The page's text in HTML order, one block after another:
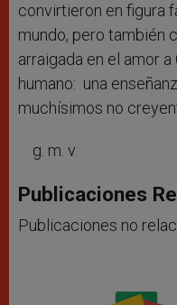
convirtieron en figura
mundo, pero también
arraigada en el amor
humano: una
muchísimos no
g. m. v.
Publicaciones
Publicaciones no